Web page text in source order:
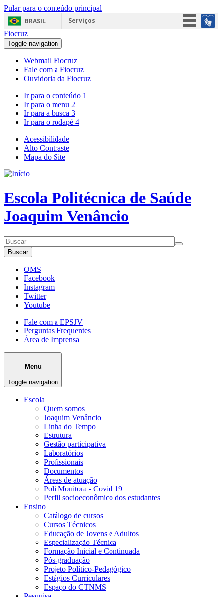
Pular para o conteúdo principal
BRASIL
Serviços
Fiocruz
Toggle navigation
Webmail Fiocruz
Fale com a Fiocruz
Ouvidoria da Fiocruz
Ir para o conteúdo 1
Ir para o menu 2
Ir para a busca 3
Ir para o rodapé 4
Acessibilidade
Alto Contraste
Mapa do Site
Escola Politécnica de Saúde
Joaquim Venâncio
Buscar
OMS
Facebook
Instagram
Twitter
Youtube
Fale com a EPSJV
Perguntas Frequentes
Área de Imprensa
Menu
Toggle navigation
Escola
Quem somos
Joaquim Venâncio
Linha do Tempo
Estrutura
Gestão participativa
Laboratórios
Profissionais
Documentos
Áreas de atuação
Poli Monitora - Covid 19
Perfil socioeconômico dos estudantes
Ensino
Catálogo de cursos
Cursos Técnicos
Educação de Jovens e Adultos
Especialização Técnica
Formação Inicial e Continuada
Pós-graduação
Projeto Político-Pedagógico
Estágios Curriculares
Espaço do CTNMS